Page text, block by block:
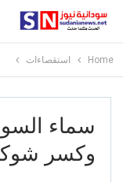
Home استقصاءات
سماء
وكسر شوكة